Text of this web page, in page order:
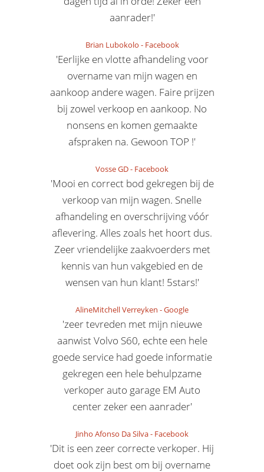
aanrader!'
Brian Lubokolo - Facebook
'Eerlijke en vlotte afhandeling voor
overname van mijn wagen en
aankoop andere wagen. Faire prijzen
bij zowel verkoop en aankoop. No
nonsens en komen gemaakte
afspraken na. Gewoon TOP !'
Vosse GD- Facebook
'Mooi en correct bod gekregen bij de
verkoop van mijn wagen. Snelle
afhandeling en overschrijving vóór
aflevering. Alles zoals het hoort dus.
Zeer vriendelijke zaakvoerders met
kennis van hun vakgebied en de
wensen van hun klant! 5stars!'
AlineMitchell Verreyken -Google
'zeer tevreden met mijn nieuwe
aanwist Volvo S60, echte een hele
goede service had goede informatie
gekregen een hele behulpzame
verkoper auto garage EM Auto
center zeker een aanrader'
Jinho Afonso Da Silva- Facebook
'Dit is een zeer correcte verkoper. Hij
doet ook zijn best om bij overname